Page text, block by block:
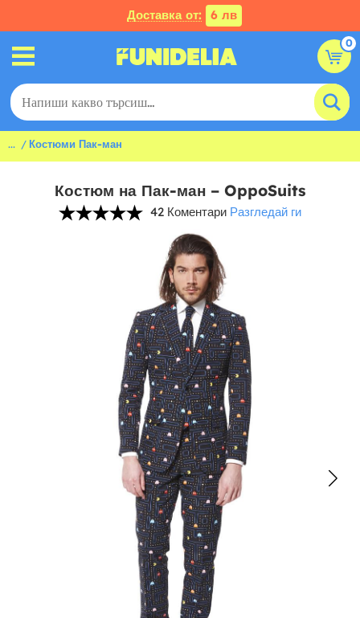
Доставка от: 6 лв
0
... Костюми Пак-ман
Костюм на Пак-ман – OppoSuits
42 Коментари Разгледай ги